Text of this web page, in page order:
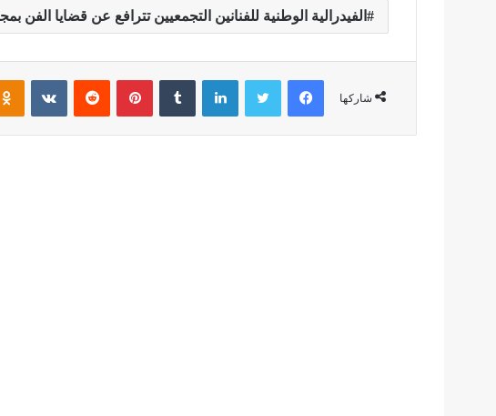
الفيدرالية الوطنية للفنانين التجمعيين تترافع عن قضايا الفن
شاركها
فيسبوك تويتر لينكدإن بينتيريست